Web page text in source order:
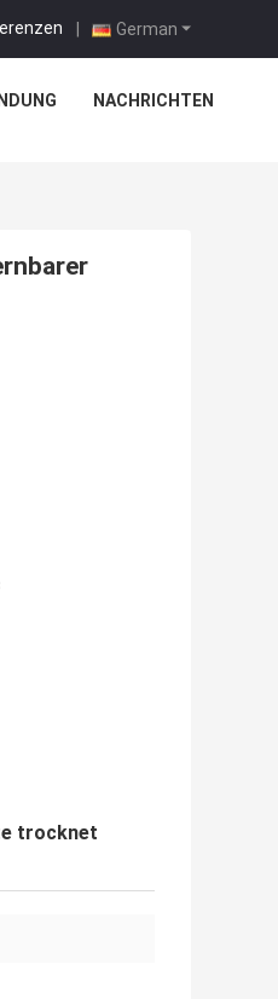
German
|
NACHRICHTEN
trocknet